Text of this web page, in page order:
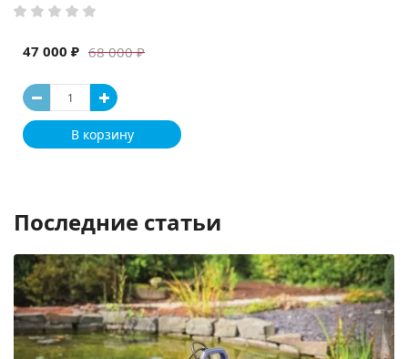
68 000 ₽
47 000 ₽
В корзину
Последние статьи